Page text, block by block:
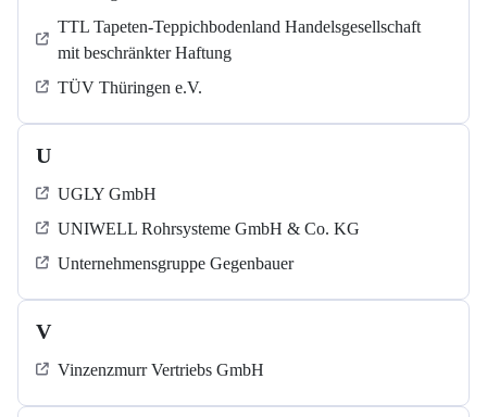
TTL Tapeten-Teppichbodenland Handelsgesellschaft
mit beschränkter Haftung
TÜV Thüringen e.V.
U
UGLY GmbH
UNIWELL Rohrsysteme GmbH & Co. KG
Unternehmensgruppe Gegenbauer
V
Vinzenzmurr Vertriebs GmbH